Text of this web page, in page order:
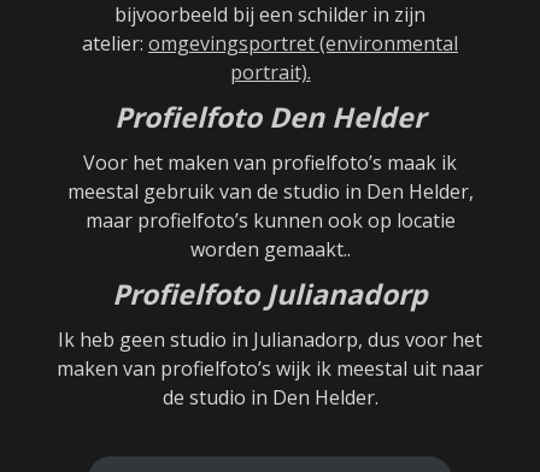
bijvoorbeeld bij een schilder in zijn
atelier: omgevingsportret (environmental
portrait).
Profielfoto Den Helder
Voor het maken van profielfoto’s maak ik
meestal gebruik van de studio in Den Helder,
maar profielfoto’s kunnen ook op locatie
worden gemaakt..
Profielfoto Julianadorp
Ik heb geen studio in Julianadorp, dus voor het
maken van profielfoto’s wijk ik meestal uit naar
de studio in Den Helder.